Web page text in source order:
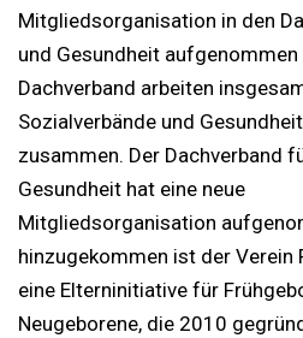
Mitgliedsorganisation in den
und Gesundheit
Dachverband arbeiten
Sozialverbände und
zusammen. Der Dachverband
Gesundheit hat eine neue
Mitgliedsorganisation
hinzugekommen ist der Verein
eine Elterninitiative für
Neugeborene, die 2010